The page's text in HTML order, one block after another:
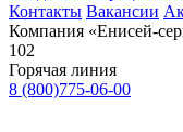
Контакты Вакансии
Компания «Енисей-
102
Горячая линия
8 (800)775-06-00